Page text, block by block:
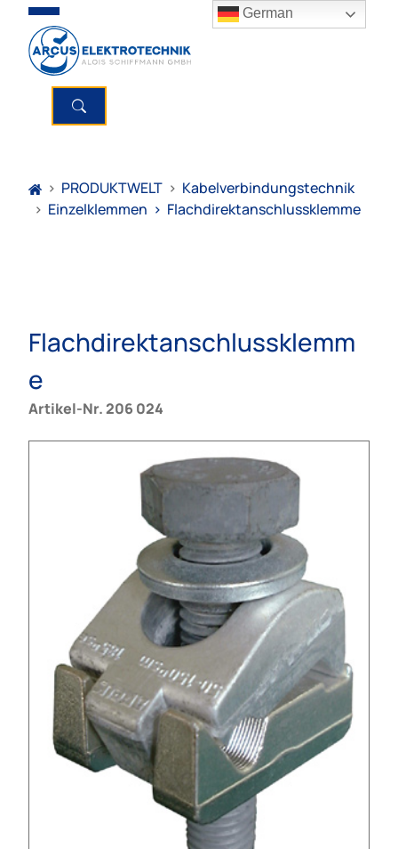
> PRODUKTWELT > Kabelverbindungstechnik
> Einzelklemmen > Flachdirektanschlussklemme
Flachdirektanschlussklemm
e
Artikel-Nr. 206 024
German